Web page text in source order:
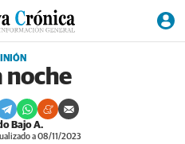
noche
Bajo A.
a 08/11/2023